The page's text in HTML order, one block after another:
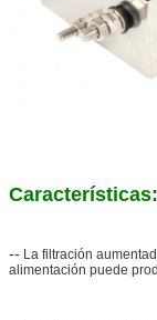
Características:
-- La filtración
alimentación puede